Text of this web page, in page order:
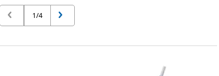
1/4